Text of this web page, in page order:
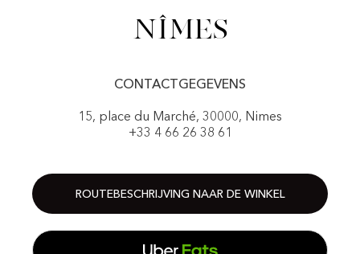
Nîmes
CONTACTGEGEVENS
15, place du Marché, 30000, Nimes
+33 4 66 26 38 61
ROUTEBESCHRIJVING NAAR DE WINKEL